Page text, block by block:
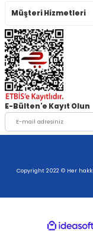
Müşteri Hizmetleri
E-Bülten'e Kayıt Olun
Copyright 2022 © Her